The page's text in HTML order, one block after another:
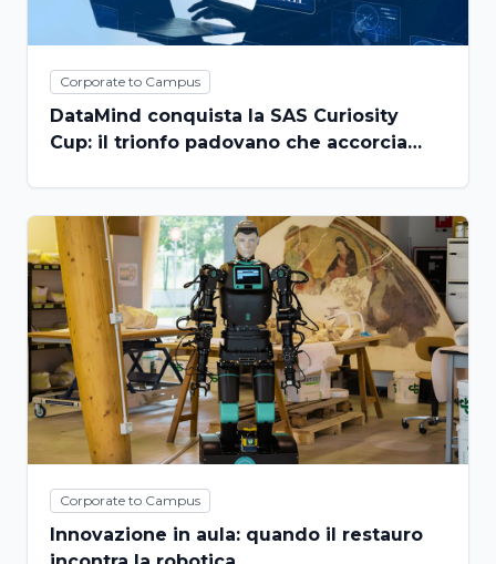
Corporate to Campus
DataMind conquista la SAS Curiosity
Cup: il trionfo padovano che accorcia
Corporate to Campus
Innovazione in aula: quando il restauro